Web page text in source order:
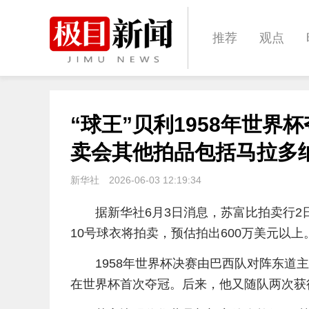
推荐 观点
体育 娱乐
“球王”贝利1958年世界
卖会其他拍品包括马拉多
新华社 2026-06-03 12:19:34
据新华社6月3日消息，苏富比拍卖行2
10号球衣将拍卖，预估拍出600万美元以上
1958年世界杯决赛由巴西队对阵东道
在世界杯首次夺冠。后来，他又随队两次